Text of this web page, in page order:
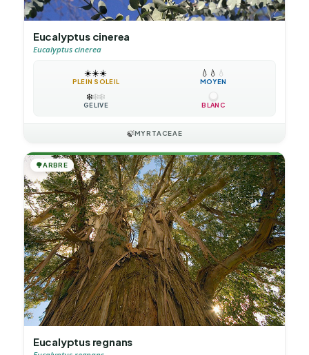
Eucalyptus cinerea
Eucalyptus cinerea
☀️☀️☀️
PLEIN SOLEIL
💧 💧 💧
MOYEN
❄️❄️❄️
GÉLIVE BLANC
🍃MYRTACEAE
🌳ARBRE
Eucalyptus regnans